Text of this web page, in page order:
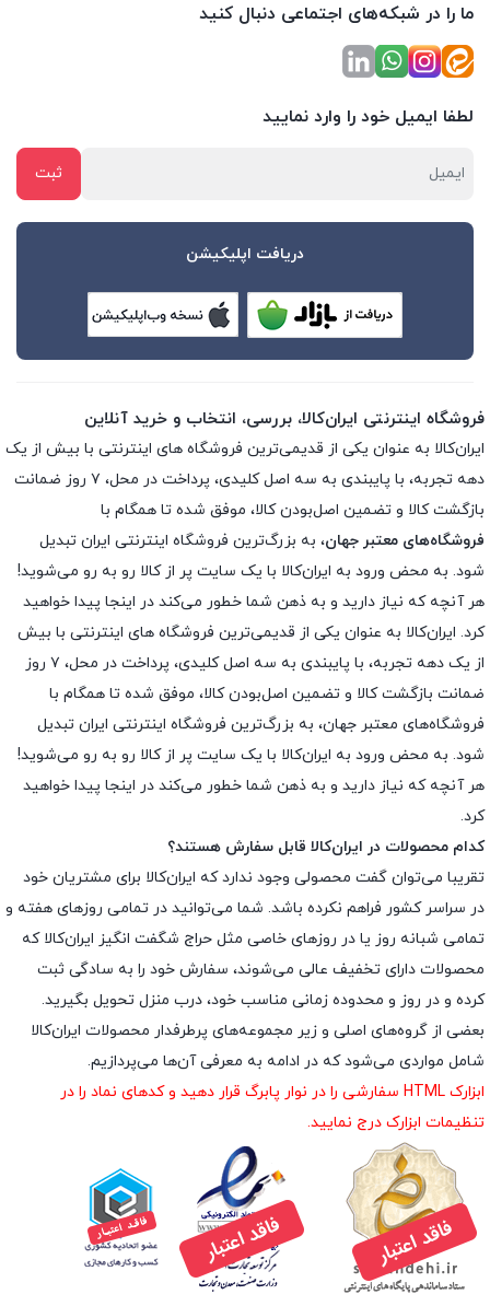
ما را در شبکه‌های اجتماعی دنبال کنید
لطفا ایمیل خود را وارد نمایید
دریافت اپلیکیشن
فروشگاه اینترنتی ایران‌کالا، بررسی، انتخاب و خرید آنلاین
ایران‌کالا به عنوان یکی از قدیمی‌ترین فروشگاه های اینترنتی با بیش از یک
دهه تجربه، با پایبندی به سه اصل کلیدی، پرداخت در محل، ۷ روز ضمانت
بازگشت کالا و تضمین اصل‌بودن کالا، موفق شده تا همگام با
فروشگاه‌های معتبر جهان، به بزرگ‌ترین فروشگاه اینترنتی ایران تبدیل
شود. به محض ورود به ایران‌کالا با یک سایت پر از کالا رو به رو می‌شوید!
هر آنچه که نیاز دارید و به ذهن شما خطور می‌کند در اینجا پیدا خواهید
کرد. ایران‌کالا به عنوان یکی از قدیمی‌ترین فروشگاه های اینترنتی با بیش
از یک دهه تجربه، با پایبندی به سه اصل کلیدی، پرداخت در محل، ۷ روز
ضمانت بازگشت کالا و تضمین اصل‌بودن کالا، موفق شده تا همگام با
فروشگاه‌های معتبر جهان، به بزرگ‌ترین فروشگاه اینترنتی ایران تبدیل
شود. به محض ورود به ایران‌کالا با یک سایت پر از کالا رو به رو می‌شوید!
هر آنچه که نیاز دارید و به ذهن شما خطور می‌کند در اینجا پیدا خواهید
کرد.
کدام محصولات در ایران‌کالا قابل سفارش هستند؟
تقریبا می‌توان گفت محصولی وجود ندارد که ایران‌کالا برای مشتریان خود
در سراسر کشور فراهم نکرده باشد. شما می‌توانید در تمامی روزهای هفته و
تمامی شبانه روز یا در روزهای خاصی مثل حراج شگفت انگیز ایران‌کالا که
محصولات دارای تخفیف عالی می‌شوند، سفارش خود را به سادگی ثبت
کرده و در روز و محدوده زمانی مناسب خود، درب منزل تحویل بگیرید.
بعضی از گروه‌های اصلی و زیر مجموعه‌های پرطرفدار محصولات ایران‌کالا
شامل مواردی می‌شود که در ادامه به معرفی آن‌ها می‌پردازیم.
ابزارک HTML سفارشی را در نوار پابرگ قرار دهید و کدهای نماد را در
تنظیمات ابزارک درج نمایید.